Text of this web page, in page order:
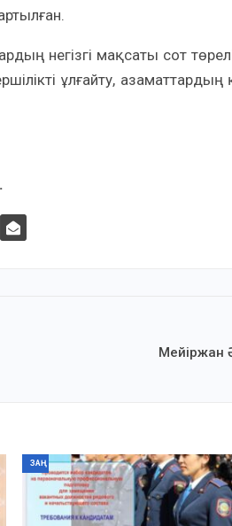
негізгі мақсаты сот
ұлғайту,
Мейіржан
ЗАҢ